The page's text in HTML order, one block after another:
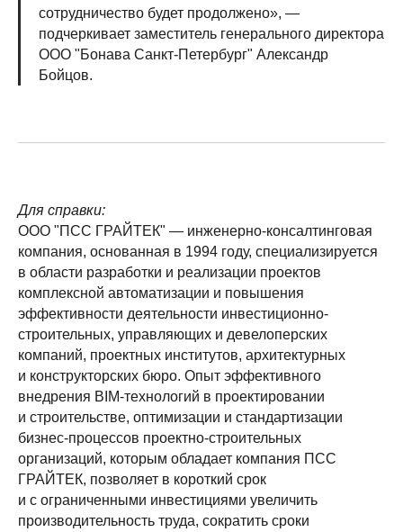
сотрудничество будет продолжено», —
подчеркивает заместитель генерального директора
ООО "Бонава Санкт-Петербург" Александр
Бойцов.
Для справки:
ООО "ПСС ГРАЙТЕК" — инженерно-консалтинговая
компания, основанная в 1994 году, специализируется
в области разработки и реализации проектов
комплексной автоматизации и повышения
эффективности деятельности инвестиционно-
строительных, управляющих и девелоперских
компаний, проектных институтов, архитектурных
и конструкторских бюро. Опыт эффективного
внедрения BIM-технологий в проектировании
и строительстве, оптимизации и стандартизации
бизнес-процессов проектно-строительных
организаций, которым обладает компания ПСС
ГРАЙТЕК, позволяет в короткий срок
и с ограниченными инвестициями увеличить
производительность труда, сократить сроки